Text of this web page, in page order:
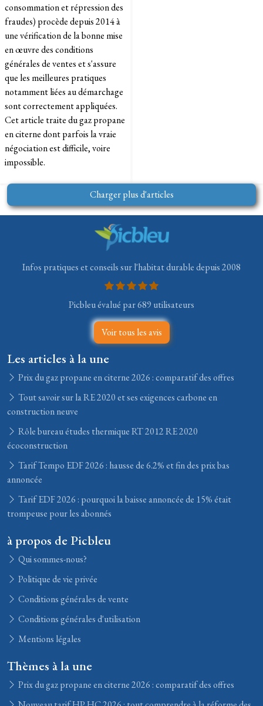
consommation et répression des
fraudes) procède depuis 2014 à
une vérification de la bonne mise
en œuvre des conditions
générales de ventes et s'assure
que les meilleures pratiques
notamment liées au démarchage
sont correctement appliquées.
Cet article traite du gaz propane
en citerne dont parfois la vraie
négociation est difficile, voire
impossible.
Charger plus d'articles
Infos pratiques et conseils sur l'habitat durable depuis 2008
Picbleu évalué par 689 utilisateurs
Voir tous les avis
Les articles à la une
Prix du gaz propane en citerne 2026 : comparatif des offres
Tout savoir sur la RE 2020 et ses exigences carbone en
construction neuve
Rôle bureau études thermique RT 2012 RE 2020
écoconstruction
Tarif Tempo EDF 2026 : hausse de 6.2% et fin des prix bas
annoncée
Tarif EDF 2026 : pourquoi la baisse annoncée de 15% était
trompeuse pour les abonnés
à propos de Picbleu
Qui sommes-nous?
Politique de vie privée
Conditions générales de vente
Conditions générales d'utilisation
Mentions légales
Thèmes à la une
Prix du gaz propane en citerne 2026 : comparatif des offres